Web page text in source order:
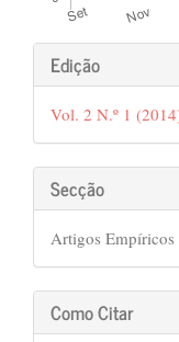
Edição
Vol. 2 N.º 1
Secção
Artigos Empíricos
Como Citar